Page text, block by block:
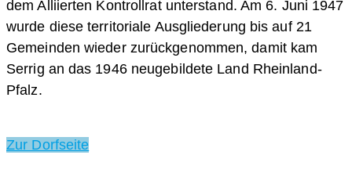
dem Alliierten Kontrollrat unterstand. Am 6. Juni 1947
wurde diese territoriale Ausgliederung bis auf 21
Gemeinden wieder zurückgenommen, damit kam
Serrig an das 1946 neugebildete Land Rheinland-
Pfalz.
Zur Dorfseite